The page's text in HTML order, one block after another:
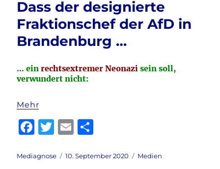
Dass der designierte
Fraktionschef der AfD in
Brandenburg …
… einrechtsextremer Neonazi sein soll,
verwundert nicht:
Mehr
F
c
T
it
E
ai le
Autor
Mediagnose
Veröffentlicht
10. September 2020 Kategorien
Medien